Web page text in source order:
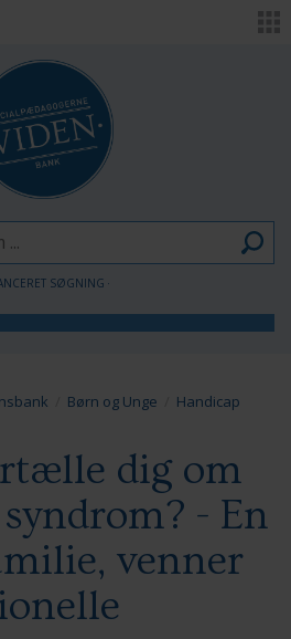
SØGNING
Børn og Unge Handicap
dig om
- En
venner